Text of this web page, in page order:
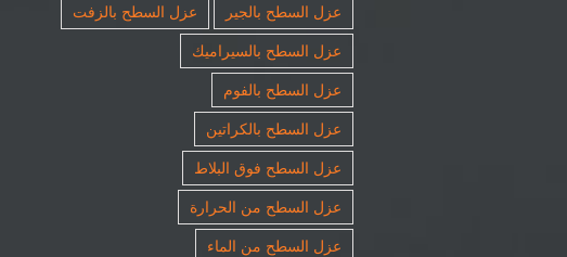
عزل السطح بالجير
عزل السطح بالزفت
عزل السطح بالسيراميك
عزل السطح بالفوم
عزل السطح بالكراتين
عزل السطح فوق البلاط
عزل السطح من الحرارة
عزل السطح من الماء